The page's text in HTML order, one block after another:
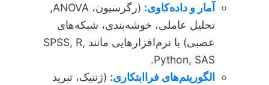
آمار و داده‌کاوی:
(رگرسیون، ANOVA,
تحلیل عاملی، خوشه‌بندی، شبکه‌های
عصبی) با نرم‌افزارهایی مانند SPSS, R,
Python, SAS.
الگوریتم‌های فراابتکاری: (ژنتیک، تبرید